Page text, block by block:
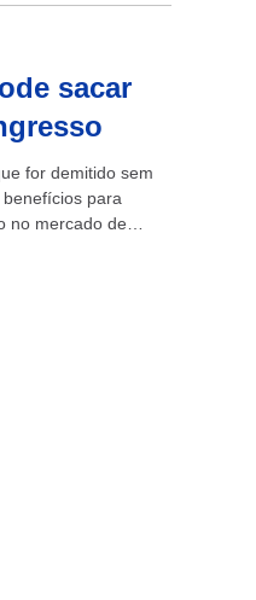
sacar
for demitido sem
para
no mercado de